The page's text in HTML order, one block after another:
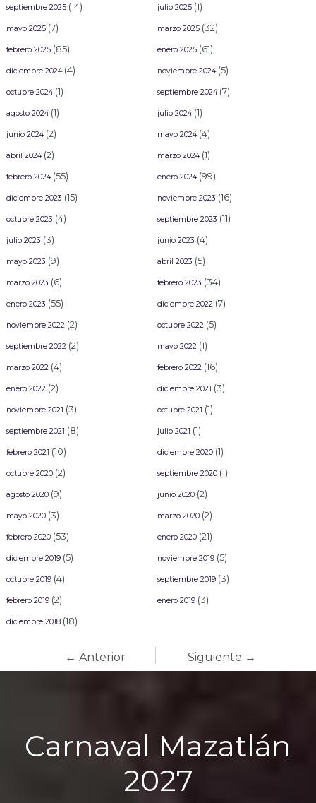
septiembre 2025(14) julio 2025(1)
mayo 2025(7) marzo 2025(32)
febrero 2025(85) enero 2025(61)
diciembre 2024(4) noviembre 2024(5)
octubre 2024(1) septiembre 2024(7)
agosto 2024(1) julio 2024(1)
junio 2024(2) mayo 2024(4)
abril 2024(2) marzo 2024(1)
febrero 2024(55) enero 2024(99)
diciembre 2023 (15) noviembre 2023 (16)
octubre 2023 (4) septiembre 2023 (11)
julio 2023 (3) junio 2023 (4)
mayo 2023 (9) abril 2023 (5)
marzo 2023 (6) febrero 2023 (34)
enero 2023 (55) diciembre 2022 (7)
noviembre 2022 (2) octubre 2022 (5)
septiembre 2022 (2) mayo 2022 (1)
marzo 2022 (4) febrero 2022 (16)
enero 2022 (2) diciembre 2021 (3)
noviembre 2021 (3) octubre 2021 (1)
septiembre 2021 (8) julio 2021 (1)
febrero 2021 (10) diciembre 2020(1)
octubre 2020(2) septiembre 2020(1)
agosto 2020(9) junio 2020(2)
mayo 2020(3) marzo 2020(2)
febrero 2020(53) enero 2020(21)
diciembre 2019(5) noviembre 2019(5)
octubre 2019(4) septiembre 2019(3)
febrero 2019(2) enero 2019(3)
diciembre 2018(18)
← Anterior Siguiente →
Carnaval Mazatlán
2027